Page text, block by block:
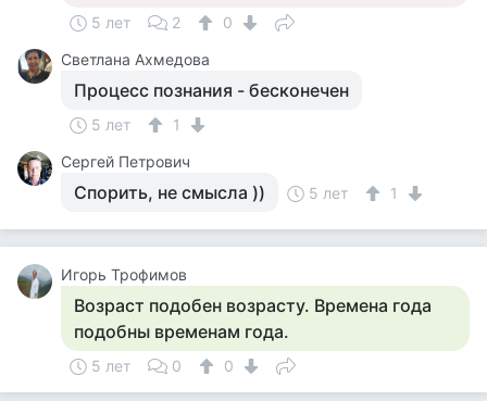
5 лет 2
0
Светлана Ахмедова
Процесс познания - бесконечен
5 лет
1
Сергей Петрович
Спорить, не смысла )) 5 лет 1
Игорь Трофимов
Возраст подобен возрасту. Времена года
подобны временам года.
5 лет 0 0